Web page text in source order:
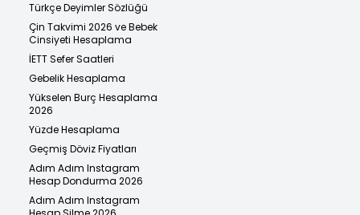
Türkçe Deyimler Sözlüğü
Çin Takvimi 2026 ve Bebek
Cinsiyeti Hesaplama
İETT Sefer Saatleri
Gebelik Hesaplama
Yükselen Burç Hesaplama
2026
Yüzde Hesaplama
Geçmiş Döviz Fiyatları
Adım Adım Instagram
Hesap Dondurma 2026
Adım Adım Instagram